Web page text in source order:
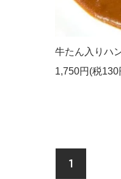
牛たん入りハ
1,750円(税130
1